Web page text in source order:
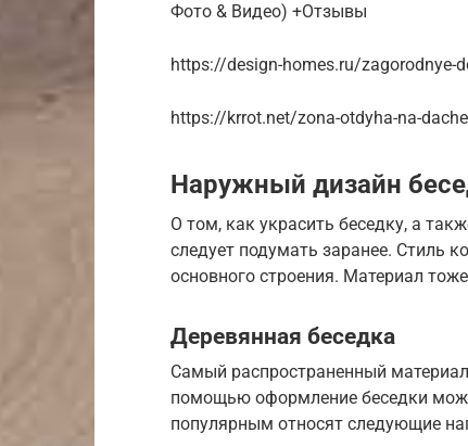
Фото & Видео) +Отзывы
https://design-homes.ru/zagorodnye-
https://krrot.net/zona-otdyha-na-
Наружный дизайн
О том, как украсить беседку, а
следует подумать заранее. Стиль
основного строения. Материал
Деревянная беседка
Самый распространенный
помощью оформление беседки
популярным относят следующие